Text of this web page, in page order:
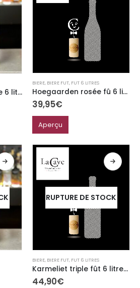
Hoegaarden blanche 6 litres Perfect Draft 4.9%
BIERE, BIERE FUT, FUT 6 LITRES
Hoegaarden rosée fû 6 litre Perfect Draft 3%
39,95€
Aperçu
RUPTURE DE STOCK
BIERE, BIERE FUT, FUT 6 LITRES
Karmeliet triple fût 6 litres Perfect Draft 8.4%
44,90€